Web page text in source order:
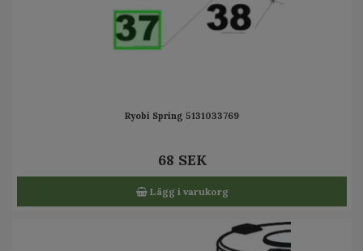
Ryobi Spring 5131033769
68 SEK
Lägg i varukorg